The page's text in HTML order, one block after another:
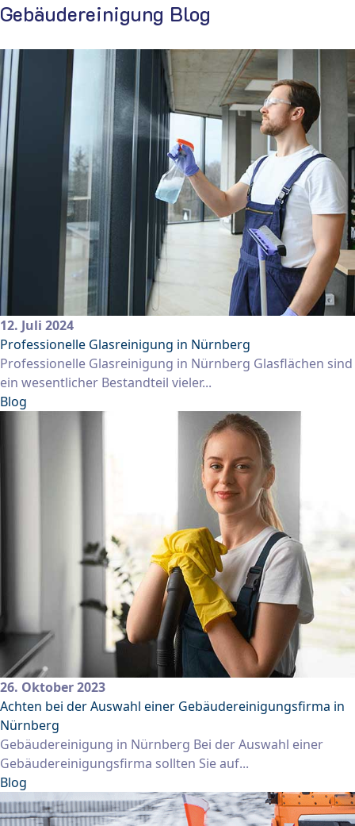
Gebäudereinigung Blog
12. Juli 2024
Professionelle Glasreinigung in Nürnberg
Professionelle Glasreinigung in Nürnberg Glasflächen sind
ein wesentlicher Bestandteil vieler...
Blog
26. Oktober 2023
Achten bei der Auswahl einer Gebäudereinigungsfirma in
Nürnberg
Gebäudereinigung in Nürnberg Bei der Auswahl einer
Gebäudereinigungsfirma sollten Sie auf...
Blog